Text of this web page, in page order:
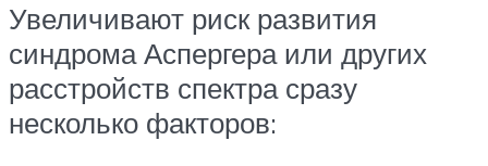
Увеличивают риск развития
синдрома Аспергера или других
расстройств спектра сразу
несколько факторов: